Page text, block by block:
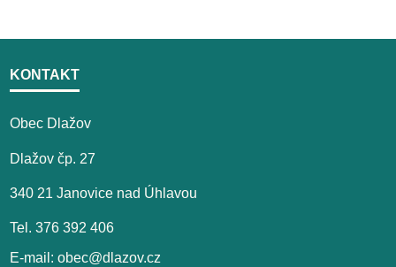
KONTAKT
Obec Dlažov
Dlažov čp. 27
340 21 Janovice nad Úhlavou
Tel. 376 392 406
E-mail: obec@dlazov.cz